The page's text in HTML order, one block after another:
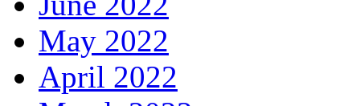
May 2022
April 2022